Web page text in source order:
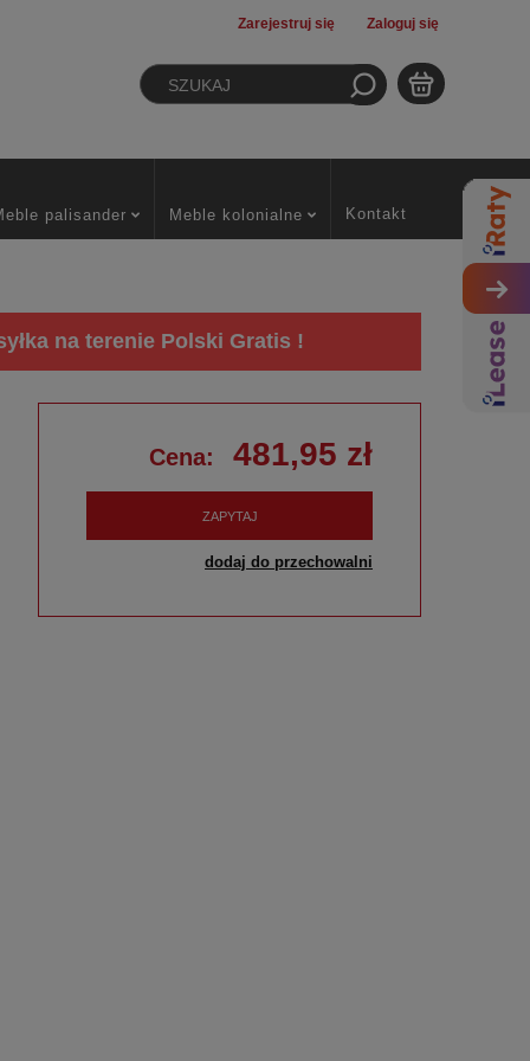
Zarejestruj się Zaloguj się
palisander Meble kolonialne Kontakt
na terenie Polski Gratis !
Cena: 481,95 zł
ZAPYTAJ
dodaj do przechowalni